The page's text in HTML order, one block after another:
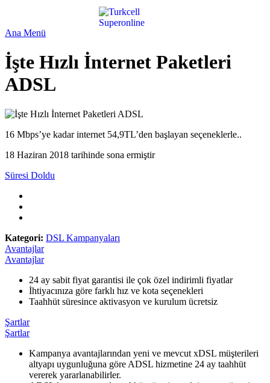
Ana Menü
İşte Hızlı İnternet Paketleri
ADSL
16 Mbps’ye kadar internet 54,9TL’den başlayan seçeneklerle..
18 Haziran 2018 tarihinde sona ermiştir
Süresi Doldu
Kategori: DSL Kampanyaları
Avantajlar
Avantajlar
​24 ay sabit fiyat garantisi ile çok özel indirimli fiyatlar
İhtiyacınıza göre farklı hız ve kota seçenekleri
Taahhüt süresince aktivasyon ve kurulum ücretsiz
Şartlar
Şartlar
​Kampanya avantajlarından yeni ve mevcut xDSL müşterileri
altyapı uygunluğuna göre ADSL hizmetine 24 ay taahhüt
vererek yararlanabilirler.